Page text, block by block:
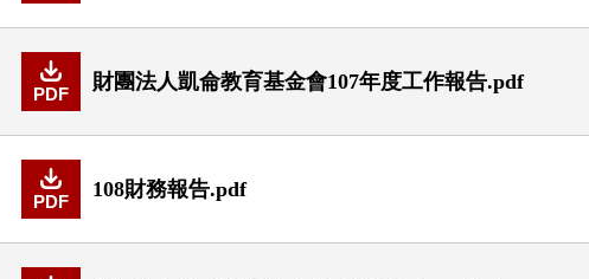
PDF
財團法人凱侖教育基金會107年度工作報告.pdf
PDF
108財務報告.pdf